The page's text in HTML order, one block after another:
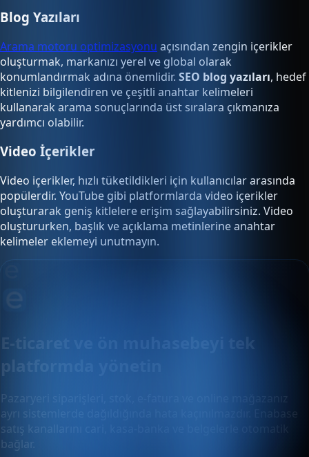
Blog Yazıları
Arama motoru optimizasyonu açısından zengin içerikler
oluşturmak, markanızı yerel ve global olarak
konumlandırmak adına önemlidir. SEO blog yazıları, hedef
kitlenizi bilgilendiren ve çeşitli anahtar kelimeleri
kullanarak arama sonuçlarında üst sıralara çıkmanıza
yardımcı olabilir.
Video İçerikler
Video içerikler, hızlı tüketildikleri için kullanıcılar arasında
popülerdir. YouTube gibi platformlarda video içerikler
oluşturarak geniş kitlelere erişim sağlayabilirsiniz. Video
oluştururken, başlık ve açıklama metinlerine anahtar
kelimeler eklemeyi unutmayın.
E-ticaret ve ön muhasebeyi tek
platformda yönetin
Pazaryeri siparişleri, stok, e-fatura ve online mağazanız
ayrı sistemlerde dağıldığında hata kaçınılmazdır. Enabase
satış kanallarını cari, kasa-banka ve belgelerle otomatik
bağlar.